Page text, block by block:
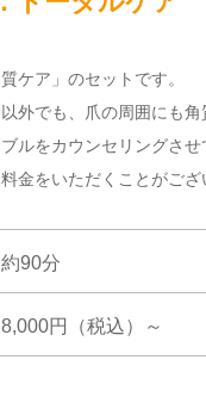
ケア」のセットです。
外でも、爪の周囲にも
ルをカウンセリングさ
金をいただくことがござ
約90分
8,000円（税込）～